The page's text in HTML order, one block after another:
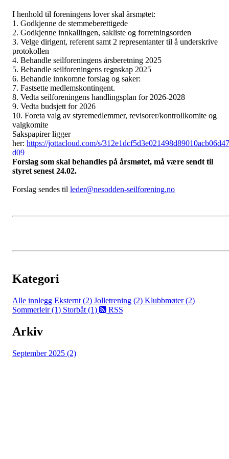
I henhold til foreningens lover skal årsmøtet:
1. Godkjenne de stemmeberettigede
2. Godkjenne innkallingen, sakliste og forretningsorden
3. Velge dirigent, referent samt 2 representanter til å underskrive
protokollen
4. Behandle seilforeningens årsberetning 2025
5. Behandle seilforeningens regnskap 2025
6. Behandle innkomne forslag og saker:
7. Fastsette medlemskontingent.
8. Vedta seilforeningens handlingsplan for 2026-2028
9. Vedta budsjett for 2026
10. Foreta valg av styremedlemmer, revisorer/kontrollkomite og
valgkomite
Sakspapirer ligger
her: https://jottacloud.com/s/312e1dcf5d3e021498d89010acb06d47
d09
Forslag som skal behandles på årsmøtet, må være sendt til
styret senest 24.02.
Forslag sendes til leder@nesodden-seilforening.no
Kategori
Alle innlegg Eksternt (2) Jolletrening (2) Klubbmøter (2)
Sommerleir (1) Storbåt (1) RSS
Arkiv
September 2025 (2)